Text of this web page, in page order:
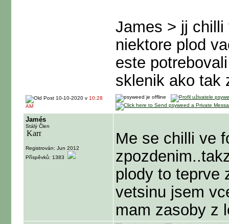
James > jj
niektore plod
este
sklenik ako tak
10-10-2020 v 10:28
AM
Jamés
Stálý Člen
Registrován: Jun 2012
Příspěvků: 1383
Me se chilli ve
plody to teprve
vetsinu jsem
mam zasoby z